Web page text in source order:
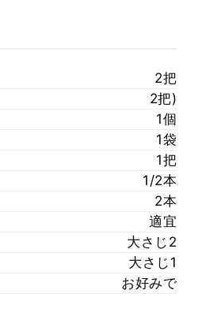
2把
2把)
1個
1袋
1把
1/2本
2本
適宜
大さじ2
大さじ1
お好みで